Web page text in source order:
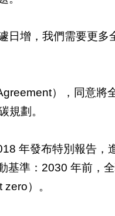
日增，我們需要更多
），同意將
規劃。
年發布特別報告，
基準：2030 年前，
）。